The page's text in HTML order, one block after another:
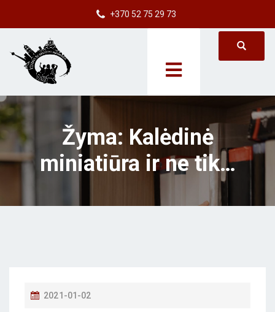
+370 52 75 29 73
Žyma: Kalėdinė
miniatiūra ir ne tik…
P
2021-01-02